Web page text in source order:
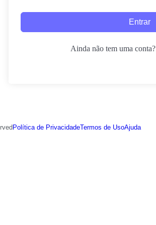
Entrar
Ainda não tem uma conta?
Política de PrivacidadeTermos de UsoAjuda